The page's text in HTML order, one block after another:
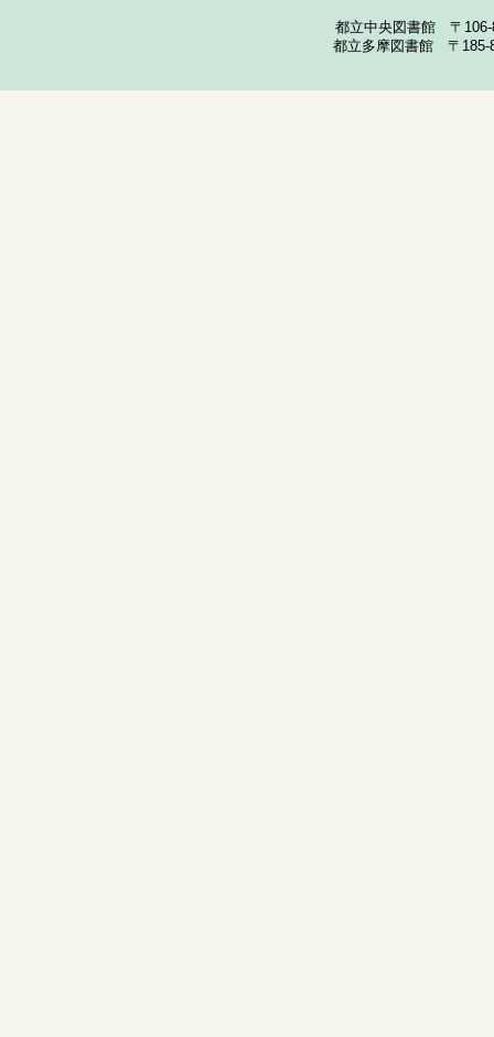
都立中央図書館 〒
都立多摩図書館 〒185-